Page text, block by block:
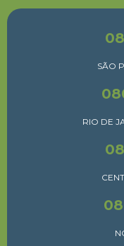
SÃO
RIO DE